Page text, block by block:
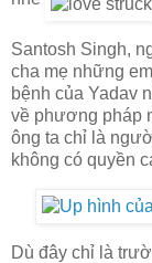
Santosh Singh,
cha mẹ những
bệnh của Yadav
về phương pháp
ông ta chỉ là
không có quyền
Dù đây chỉ là